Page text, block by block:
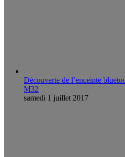
Découverte de l’enceinte
M32
samedi 1 juillet 2017